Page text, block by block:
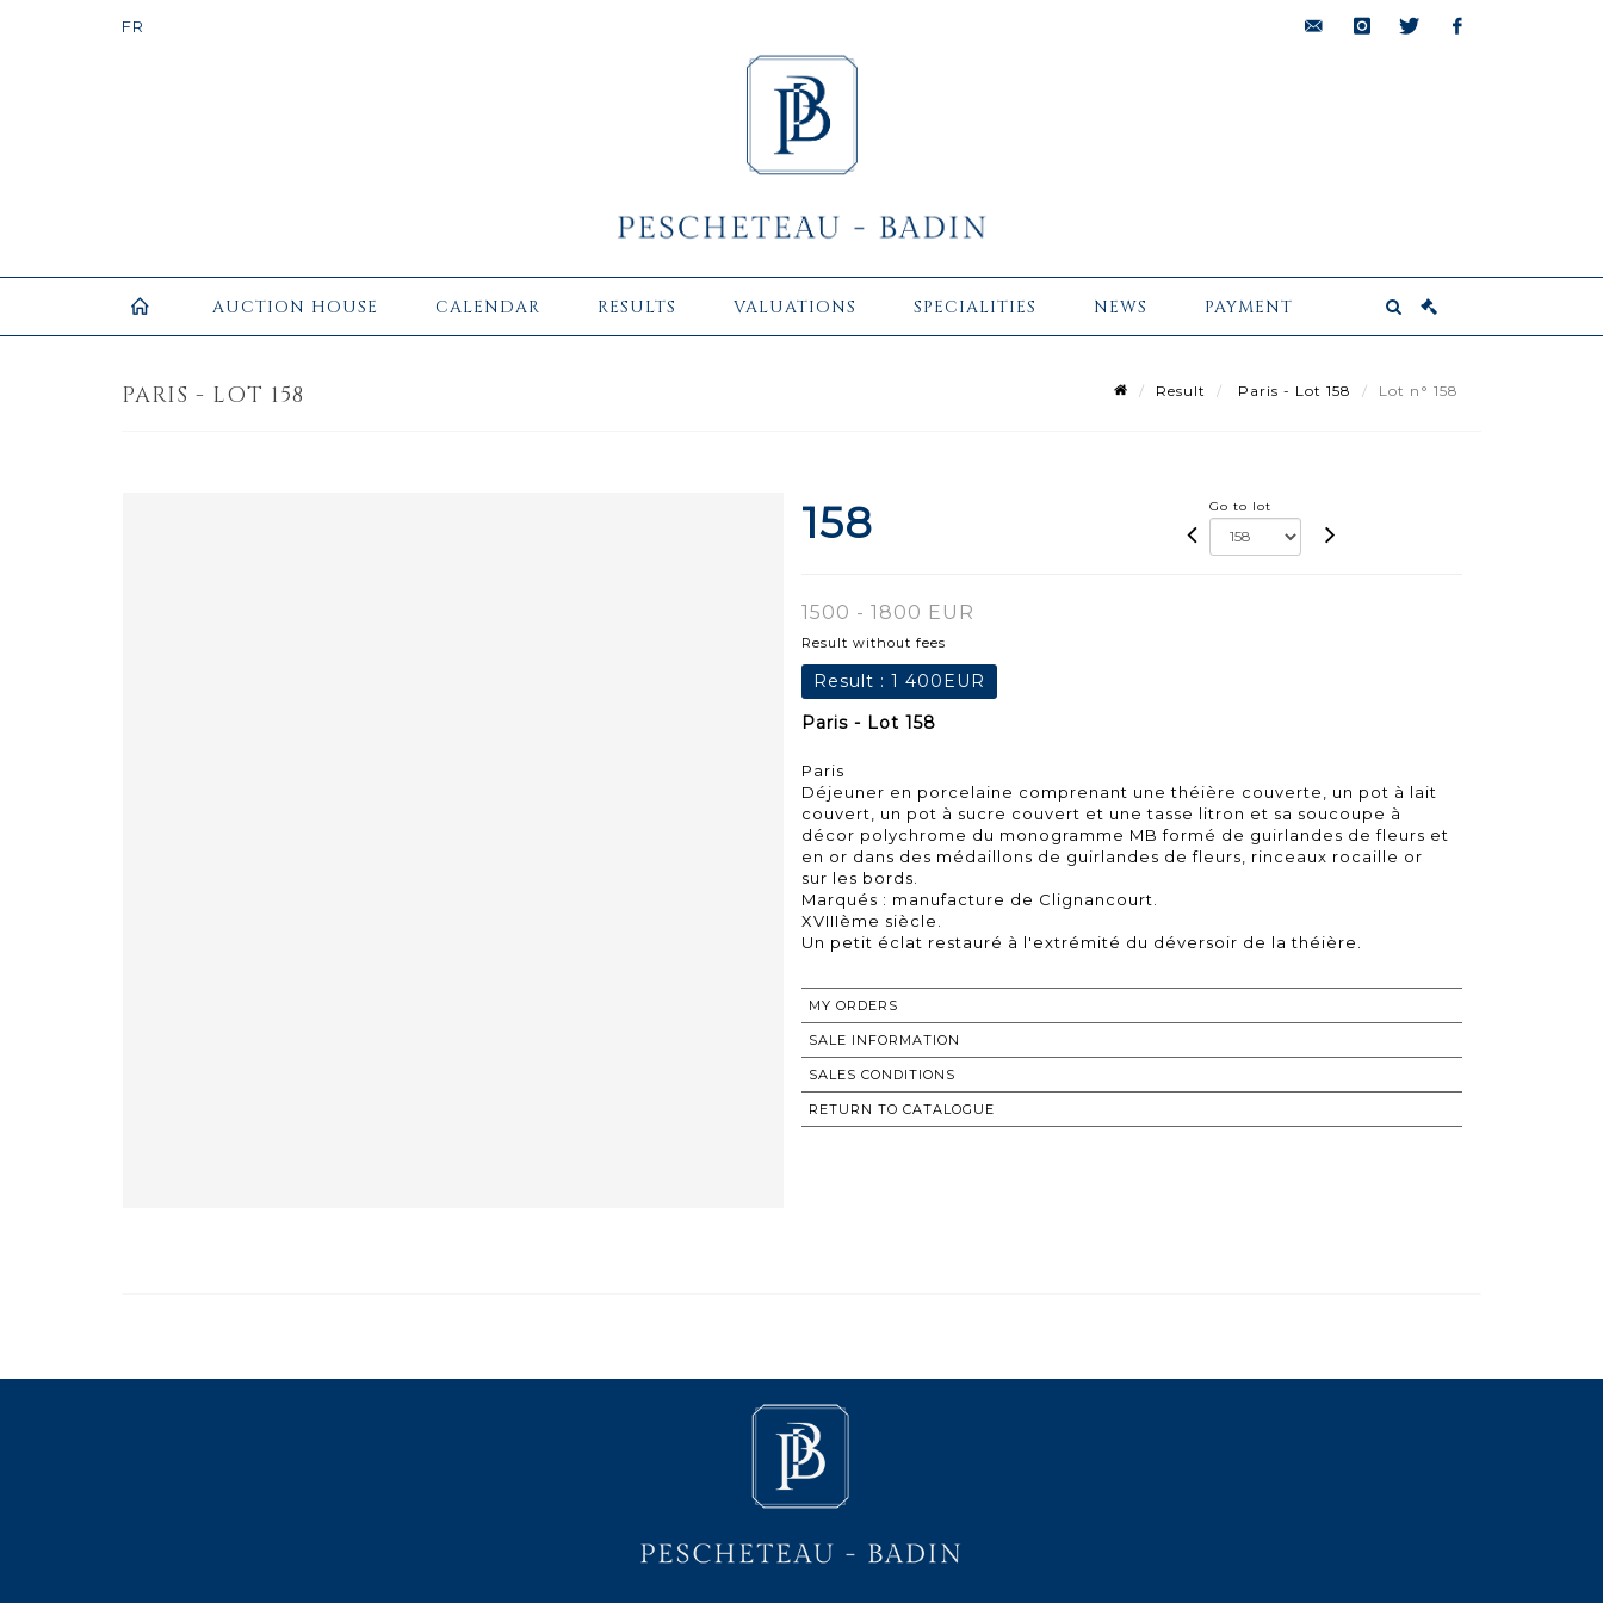
AUCTION HOUSE CALENDAR RESULTS VALUATIONS SPECIALITIES NEWS PAYMENT
PARIS - LOT 158 Result Paris - Lot 158 Lot n° 158
158 Go to lot
1500 - 1800 EUR
Result without fees
Result : 1 400EUR
Paris - Lot 158
Paris
Déjeuner en porcelaine comprenant une théière couverte, un pot à lait
couvert, un pot à sucre couvert et une tasse litron et sa soucoupe à
décor polychrome du monogramme MB formé de guirlandes de fleurs et
en or dans des médaillons de guirlandes de fleurs, rinceaux rocaille or
sur les bords.
Marqués : manufacture de Clignancourt.
XVIIIème siècle.
MY ORDERS
SALE INFORMATION
SALES CONDITIONS
RETURN TO CATALOGUE